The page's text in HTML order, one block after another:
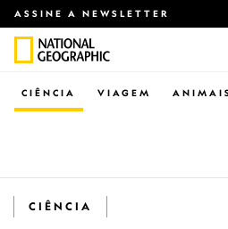
ASSINE A NEWSLETTER
CIÊNCIA VIAGEM
CIÊNCIA